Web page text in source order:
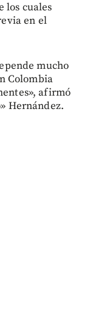
los cuales
en el
mucho
Colombia
afirmó
Hernández.